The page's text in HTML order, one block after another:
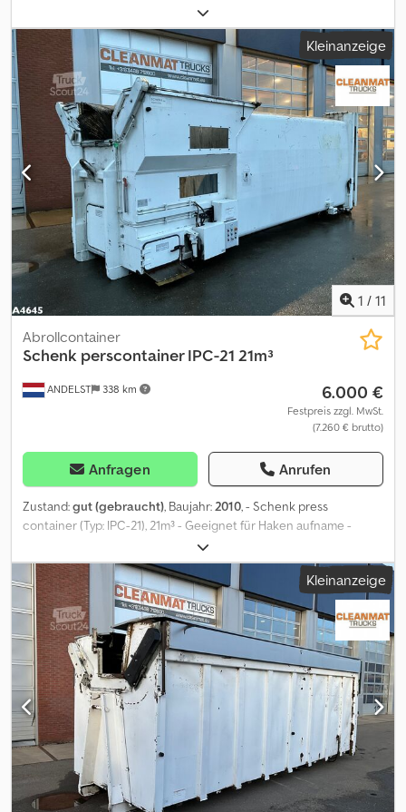
cm - Bodenstärke: 5 mm - Wand-, Front- und Türstärke: 3 mm -
Oberer Kranz: 90/5 Rohr - Rippenabstand: 500 mm -
Kanalquerschnitt: 80x50x3mm/90x55x3mm - Feste Treppe links
am Kopfteil - Hakenhöhe: 1450 mm + Kabelsystem - Tragrahmen
aus Stahl: 180 mm - Unten: abgerundet - Kufenabstand: 1060 mm -
Rollen: 160 x 300 mm - Doppeltwirkende französische Türen mit
Zentralverriegelung - Haken für Planen - NEU, DIREKT AB LAGER
VERFÜGBAR!! = Weitere Informationen = Abmessungen (L x B x H):
640 x 250 x 150 cm Technischer Zustand: sehr gut Optischer
Zustand: sehr gut Hersteller: Clean Mat Trucks B.V.
Wageningsestraat 17 6673DB ANDELST, NL Dksdpfx Apezqbubo
Esr
Kleinanzeige
1 / 11
ANDELST 338 km
Abrollcontainer
Schenk perscontainer IPC-21 21m³
6.000 €
Festpreis zzgl. MwSt.
(7.260 € brutto)
Anfragen Anrufen
Zustand:gut (gebraucht), Baujahr:2010, - Schenk press
container (Typ: IPC-21), 21m³ - Geeignet für Haken aufname -
Hakenhöhe: 157 cm - Ex-Kommunal Pressecontainer! = Weitere
Informationen = Dkedjzqbrtepfx Ap Eer Abmessungen (L x B x H):
730 x 255 x 260 cm Technischer Zustand: gut Optischer Zustand:
gut Hersteller: Clean Mat Trucks B.V. Wageningsestraat 17 6673DB
ANDELST, NL
Kleinanzeige